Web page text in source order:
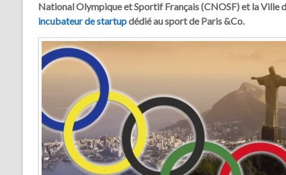
National Olympique et Sportif Français (CNOSF) et la Ville
incubateur de startupdédié au sport de Paris &Co.